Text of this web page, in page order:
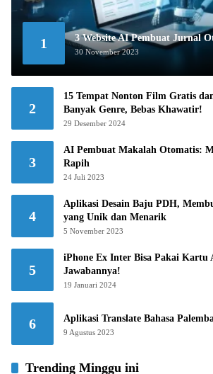
1 3 Website AI Pembuat Jurnal
30 November 2023
2
15 Tempat Nonton Film Gratis
Banyak Genre, Bebas Khawatir!
29 Desember 2024
3
AI Pembuat Makalah Otomatis:
Rapih
24 Juli 2023
4
Aplikasi Desain Baju PDH,
yang Unik dan Menarik
5 November 2023
5
iPhone Ex Inter Bisa Pakai Kartu
Jawabannya!
19 Januari 2024
6 Aplikasi Translate Bahasa
9 Agustus 2023
Trending Minggu ini